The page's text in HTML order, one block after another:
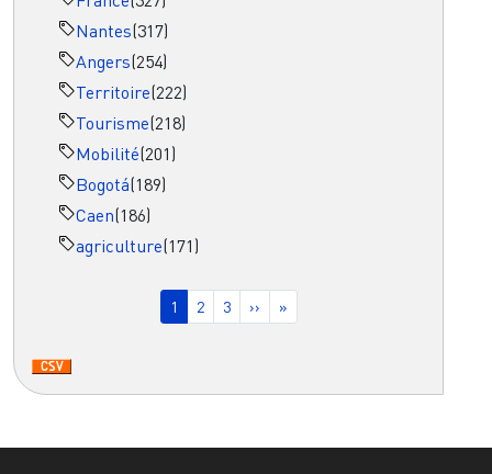
Nantes(317)
Angers(254)
Territoire(222)
Tourisme(218)
Mobilité(201)
Bogotá(189)
Caen(186)
agriculture(171)
Page courante
1 Page
2 Page
3 Page suivante
›› Dernière page
»